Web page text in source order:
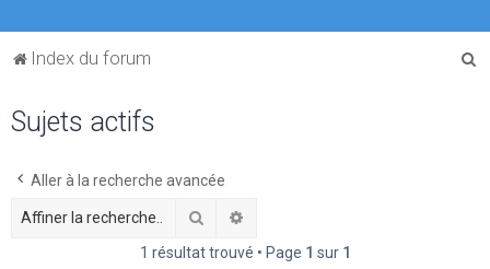
Index du forum
Sujets actifs
Aller à la recherche avancée
Rechercher
1 résultat trouvé • Page 1 sur 1